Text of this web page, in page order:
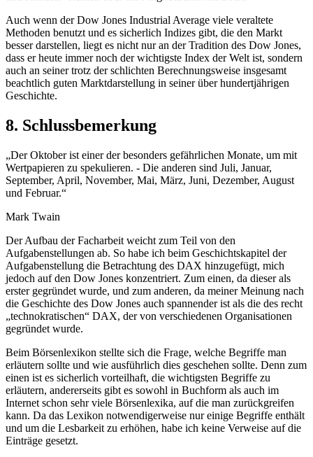
Auch wenn der Dow Jones Industrial Average viele veraltete
Methoden benutzt und es sicherlich Indizes gibt, die den Markt
besser darstellen, liegt es nicht nur an der Tradition des Dow Jones,
dass er heute immer noch der wichtigste Index der Welt ist, sondern
auch an seiner trotz der schlichten Berechnungsweise insgesamt
beachtlich guten Marktdarstellung in seiner über hundertjährigen
Geschichte.
8. Schlussbemerkung
„Der Oktober ist einer der besonders gefährlichen Monate, um mit
Wertpapieren zu spekulieren. - Die anderen sind Juli, Januar,
September, April, November, Mai, März, Juni, Dezember, August
und Februar.“
Mark Twain
Der Aufbau der Facharbeit weicht zum Teil von den
Aufgabenstellungen ab. So habe ich beim Geschichtskapitel der
Aufgabenstellung die Betrachtung des DAX hinzugefügt, mich
jedoch auf den Dow Jones konzentriert. Zum einen, da dieser als
erster gegründet wurde, und zum anderen, da meiner Meinung nach
die Geschichte des Dow Jones auch spannender ist als die des recht
„technokratischen“ DAX, der von verschiedenen Organisationen
gegründet wurde.
Beim Börsenlexikon stellte sich die Frage, welche Begriffe man
erläutern sollte und wie ausführlich dies geschehen sollte. Denn zum
einen ist es sicherlich vorteilhaft, die wichtigsten Begriffe zu
erläutern, andererseits gibt es sowohl in Buchform als auch im
Internet schon sehr viele Börsenlexika, auf die man zurückgreifen
kann. Da das Lexikon notwendigerweise nur einige Begriffe enthält
und um die Lesbarkeit zu erhöhen, habe ich keine Verweise auf die
Einträge gesetzt.